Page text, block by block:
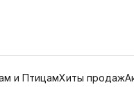
и ПтицамХиты продаж